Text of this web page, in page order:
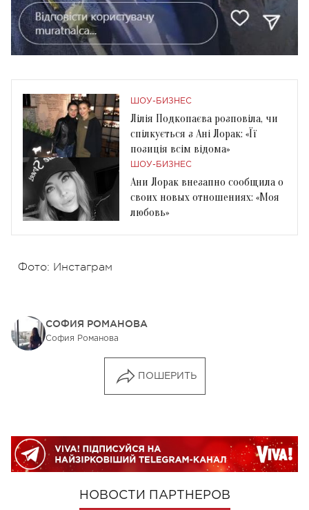
ШОУ-БИЗНЕС
Лілія Подкопаєва розповіла, чи
спілкується з Ані Лорак: «Її
позиція всім відома»
ШОУ-БИЗНЕС
Ани Лорак внезапно сообщила о
своих новых отношениях: «Моя
любовь»
Фото: Инстаграм
СОФИЯ РОМАНОВА
София Романова
ПОШЕРИТЬ
НОВОСТИ ПАРТНЕРОВ